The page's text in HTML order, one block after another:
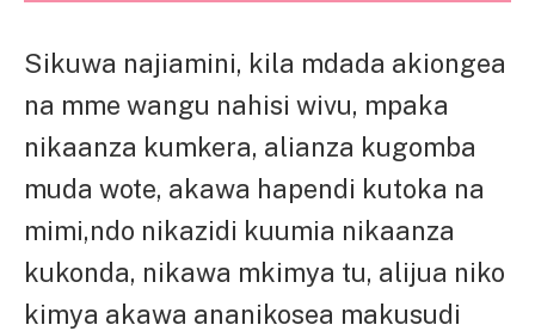
Sikuwa najiamini, kila mdada akiongea
na mme wangu nahisi wivu, mpaka
nikaanza kumkera, alianza kugomba
muda wote, akawa hapendi kutoka na
mimi,ndo nikazidi kuumia nikaanza
kukonda, nikawa mkimya tu, alijua niko
kimya akawa ananikosea makusudi